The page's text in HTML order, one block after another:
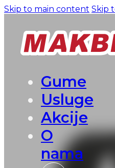
Skip to main content Skip
Gume
Usluge
Akcije
O
nama